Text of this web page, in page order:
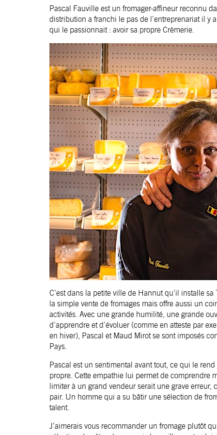
Pascal Fauville est un fromager-affineur reconnu
distribution a franchi le pas de l’entreprenariat il y
qui le passionnait : avoir sa propre Crèmerie.
C’est dans la petite ville de Hannut qu’il installe
la simple vente de fromages mais offre aussi un
activités. Avec une grande humilité, une grande
d’apprendre et d’évoluer (comme en atteste par
en hiver), Pascal et Maud Mirot se sont imposés
Pays.
Pascal est un sentimental avant tout, ce qui le
propre. Cette empathie lui permet de
limiter à un grand vendeur serait une grave
pair. Un homme qui a su bâtir une sélection de
talent.
J’aimerais vous recommander un fromage plutôt